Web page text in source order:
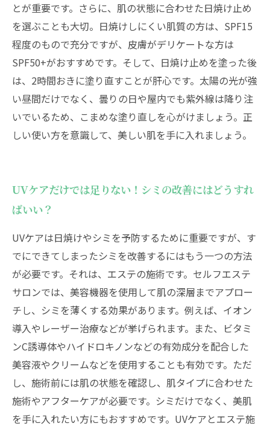
とが重要です。さらに、肌の状態に合わせた日焼け止め
を選ぶことも大切。日焼けしにくい肌質の方は、SPF15
程度のもので充分ですが、皮膚がデリケートな方は
SPF50+がおすすめです。そして、日焼け止めを塗った後
は、2時間おきに塗り直すことが肝心です。太陽の光が強
い昼間だけでなく、曇りの日や屋内でも紫外線は降り注
いでいるため、こまめな塗り直しを心がけましょう。正
しい使い方を意識して、美しい肌を手に入れましょう。
UVケアだけでは足りない！シミの改善にはどうすれ
ばいい？
UVケアは日焼けやシミを予防するために重要ですが、す
でにできてしまったシミを改善するにはもう一つの方法
が必要です。それは、エステの施術です。セルフエステ
サロンでは、美容機器を使用して肌の深層までアプロー
チし、シミを薄くする効果があります。例えば、イオン
導入やレーザー治療などが挙げられます。また、ビタミ
ンC誘導体やハイドロキノンなどの有効成分を配合した
美容液やクリームなどを使用することも有効です。ただ
し、施術前には肌の状態を確認し、肌タイプに合わせた
施術やアフターケアが必要です。シミだけでなく、美肌
を手に入れたい方にもおすすめです。UVケアとエステ施